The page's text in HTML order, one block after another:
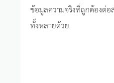
ข้อมูลความจริงที่ถูกต้องต่
ทั้งหลายด้วย